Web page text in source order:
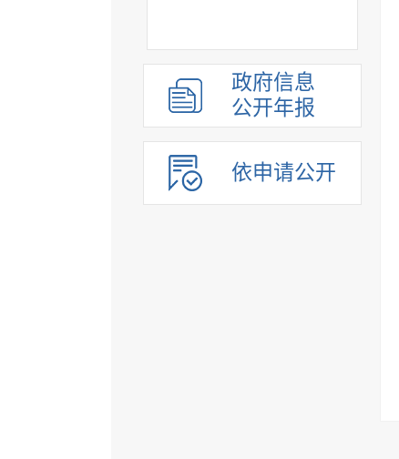
政府信息
公开年报
依申请公开